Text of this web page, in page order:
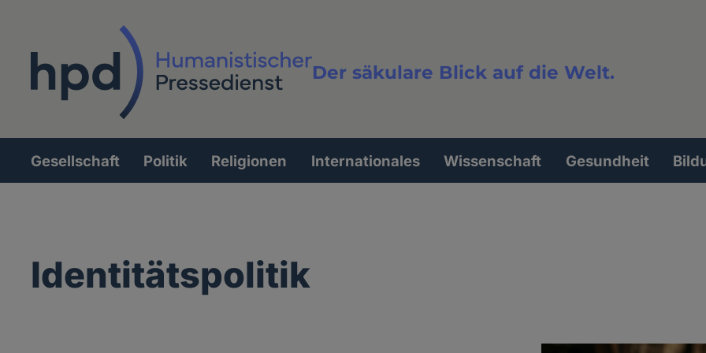
Der säkulare Blick auf die Welt.
Volltextsuche
Hauptnavigation
Gesellschaft Politik Religionen Internationales Wissenschaft Gesundheit
Identitätspolitik